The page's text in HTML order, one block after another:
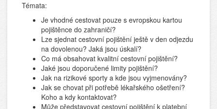
Témata:
Je vhodné cestovat pouze s evropskou kartou
pojištěnce do zahraničí?
Lze sjednat cestovní pojištění ještě v den odjezdu
na dovolenou? Jaká jsou úskalí?
Co má obsahovat kvalitní cestovní pojištění?
Jaké jsou doporučené limity pojištění?
Jak na rizikové sporty a kde jsou vyjmenovány?
Jak se chovat při potřebě lékařského ošetření?
Koho a kdy kontaktovat?
Může představovat cestovní pojištění k platební